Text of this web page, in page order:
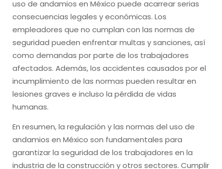
uso de andamios en México puede acarrear serias
consecuencias legales y económicas. Los
empleadores que no cumplan con las normas de
seguridad pueden enfrentar multas y sanciones, así
como demandas por parte de los trabajadores
afectados. Además, los accidentes causados por el
incumplimiento de las normas pueden resultar en
lesiones graves e incluso la pérdida de vidas
humanas.
En resumen, la regulación y las normas del uso de
andamios en México son fundamentales para
garantizar la seguridad de los trabajadores en la
industria de la construcción y otros sectores. Cumplir